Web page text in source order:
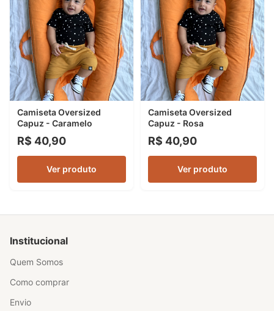
Camiseta Oversized
Capuz - Caramelo
R$ 40,90
Ver produto
Camiseta Oversized
Capuz - Rosa
R$ 40,90
Ver produto
Institucional
Quem Somos
Como comprar
Envio